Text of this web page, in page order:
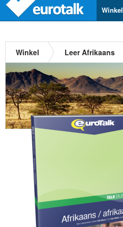
Winkel
Winkel Leer Afrikaans